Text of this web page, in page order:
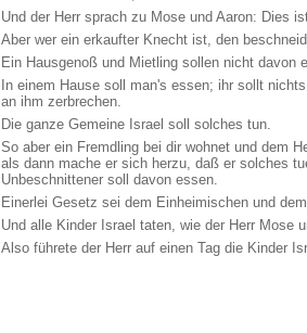
Und der Herr sprach zu Mose und Aaron: Dies
Aber wer ein erkaufter Knecht ist, den
Ein Hausgenoß und Mietling sollen nicht davon
In einem Hause soll man's essen; ihr sollt
an ihm zerbrechen.
Die ganze Gemeine Israel soll solches tun.
So aber ein Fremdling bei dir wohnet und dem
als dann mache er sich herzu, daß er solches
Unbeschnittener soll davon essen.
Einerlei Gesetz sei dem Einheimischen und
Und alle Kinder Israel taten, wie der Herr Mose
Also führete der Herr auf einen Tag die Kinder